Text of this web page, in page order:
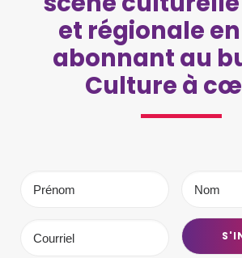
et régionale
abonnant au
Culture à